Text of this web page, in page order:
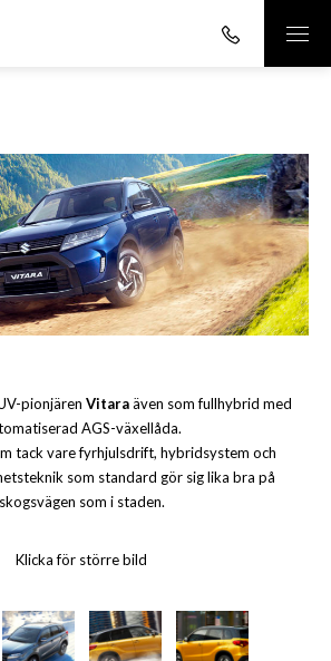
pionjären Vitaraäven som fullhybrid med
AGS-växellåda.
tack vare fyrhjulsdrift, hybridsystem och
som standard gör sig lika bra på
skogsvägen som i staden.
Klicka för större bild